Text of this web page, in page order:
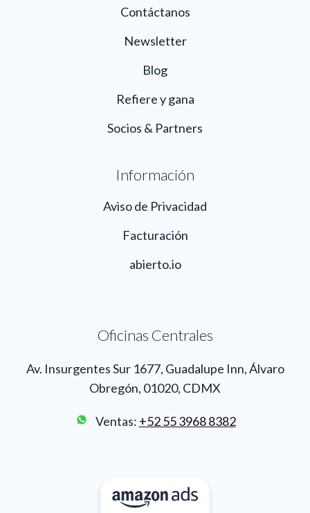
Contáctanos
Newsletter
Blog
Refiere y gana
Socios & Partners
Información
Aviso de Privacidad
Facturación
abierto.io
Oficinas Centrales
Av. Insurgentes Sur 1677, Guadalupe Inn, Álvaro
Obregón, 01020, CDMX
Ventas: +52 55 3968 8382